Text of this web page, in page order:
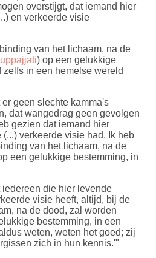
overstijgt, dat iemand hier
en verkeerde visie
van het lichaam, na de
uppajjati) op een gelukkige
zelfs in een hemelse wereld
geen slechte kamma's
dat wangedrag geen gevolgen
gezien dat iemand hier
verkeerde visie had. Ik heb
van het lichaam, na de
een gelukkige bestemming, in
die hier levende
visie heeft, altijd, bij de
na de dood, zal worden
bestemming, in een
weten, weten het goed; zij
zich in hun kennis.'"